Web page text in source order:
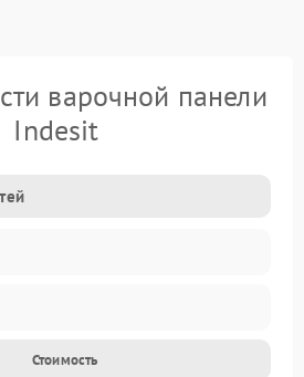
варочной панели
Indesit
Стоимость